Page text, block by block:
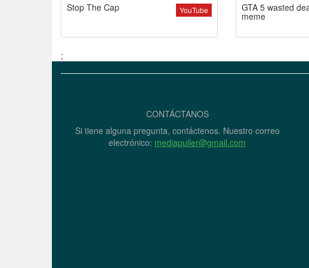
YouTube
Stop The Cap GTA 5 wasted
meme
;
CONTÁCTANOS
Si tiene alguna pregunta, contáctenos. Nuestro correo
electrónico: mediapuller@gmail.com